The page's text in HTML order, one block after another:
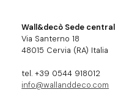
Wall&decò Sede central
Via Santerno 18
48015 Cervia (RA) Italia
tel. +39 0544 918012
info@wallanddeco.com